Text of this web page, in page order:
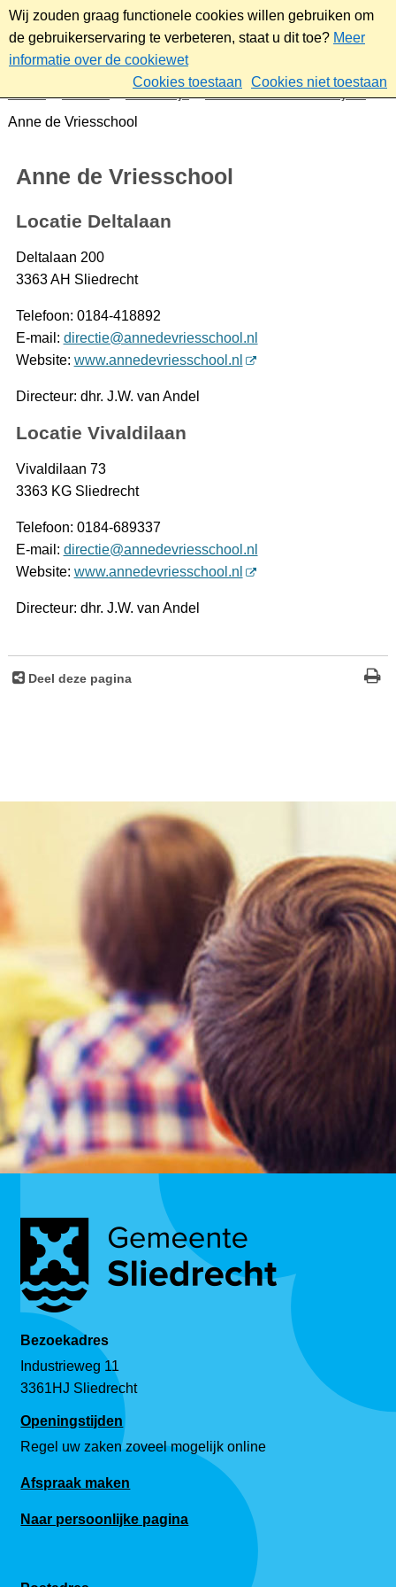
Wij zouden graag functionele cookies willen gebruiken om
de gebruikerservaring te verbeteren, staat u dit toe? Meer
informatie over de cookiewet
Cookies toestaan
Cookies niet toestaan
Onderwijs
Kinderen van 4 tot 12 jaar
Anne de Vriesschool
Anne de Vriesschool
Locatie Deltalaan
Deltalaan 200
3363 AH Sliedrecht
Telefoon: 0184-418892
E-mail: directie@annedevriesschool.nl
Website: www.annedevriesschool.nl
Directeur: dhr. J.W. van Andel
Locatie Vivaldilaan
Vivaldilaan 73
3363 KG Sliedrecht
Telefoon: 0184-689337
E-mail: directie@annedevriesschool.nl
Website: www.annedevriesschool.nl
Directeur: dhr. J.W. van Andel
Deel deze pagina
Bezoekadres
Industrieweg 11
3361HJ Sliedrecht
Openingstijden
Regel uw zaken zoveel mogelijk online
Afspraak maken
Naar persoonlijke pagina